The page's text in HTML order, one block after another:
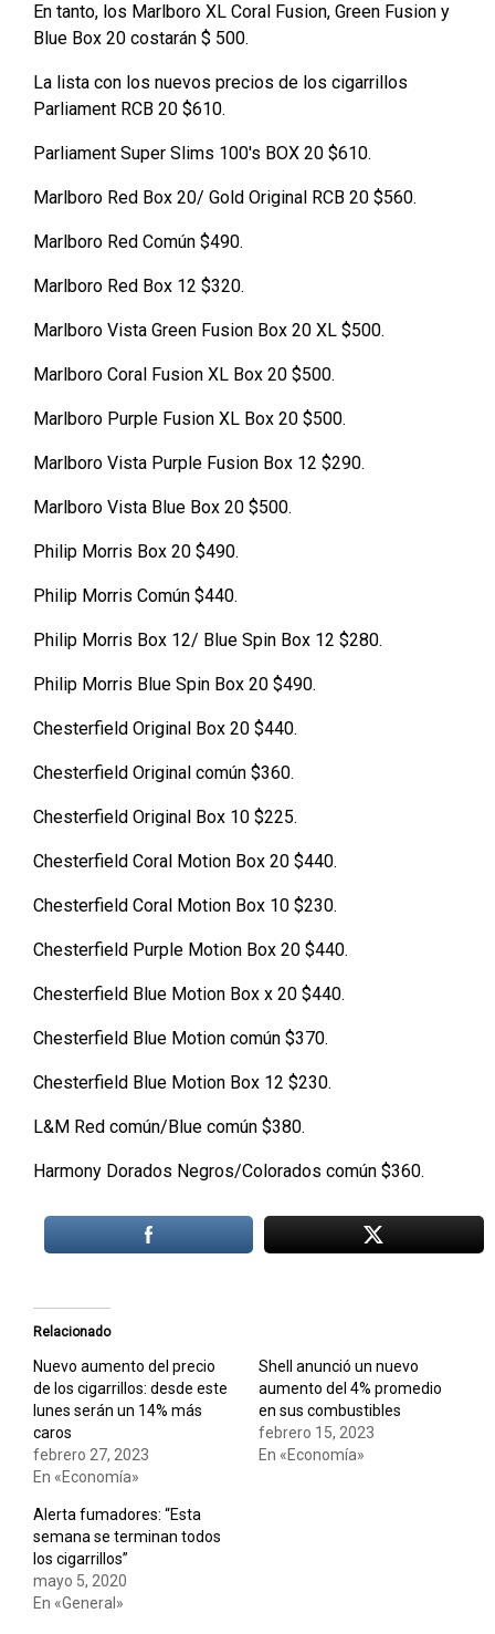
En tanto, los Marlboro XL Coral Fusion, Green Fusion y
Blue Box 20 costarán $ 500.
La lista con los nuevos precios de los cigarrillos
Parliament RCB 20 $610.
Parliament Super Slims 100′s BOX 20 $610.
Marlboro Red Box 20/ Gold Original RCB 20 $560.
Marlboro Red Común $490.
Marlboro Red Box 12 $320.
Marlboro Vista Green Fusion Box 20 XL $500.
Marlboro Coral Fusion XL Box 20 $500.
Marlboro Purple Fusion XL Box 20 $500.
Marlboro Vista Purple Fusion Box 12 $290.
Marlboro Vista Blue Box 20 $500.
Philip Morris Box 20 $490.
Philip Morris Común $440.
Philip Morris Box 12/ Blue Spin Box 12 $280.
Philip Morris Blue Spin Box 20 $490.
Chesterfield Original Box 20 $440.
Chesterfield Original común $360.
Chesterfield Original Box 10 $225.
Chesterfield Coral Motion Box 20 $440.
Chesterfield Coral Motion Box 10 $230.
Chesterfield Purple Motion Box 20 $440.
Chesterfield Blue Motion Box x 20 $440.
Chesterfield Blue Motion común $370.
Chesterfield Blue Motion Box 12 $230.
L&M Red común/Blue común $380.
Harmony Dorados Negros/Colorados común $360.
Relacionado
Nuevo aumento del precio
de los cigarrillos: desde este
lunes serán un 14% más
caros
febrero 27, 2023
En «Economía»
Shell anunció un nuevo
aumento del 4% promedio
en sus combustibles
febrero 15, 2023
En «Economía»
Alerta fumadores: “Esta
semana se terminan todos
los cigarrillos”
mayo 5, 2020
En «General»